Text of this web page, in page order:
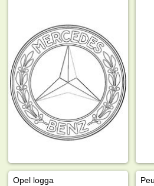
Opel logga